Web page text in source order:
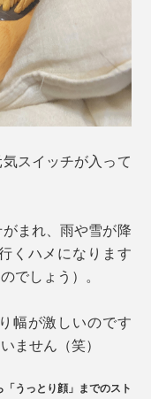
スイッチが入って
まれ、雨や雪が降
くハメになります
でしょう）。
幅が激しいのです
ません（笑）
うっとり顔」までのスト